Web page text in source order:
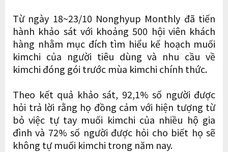
Từ ngày 18~23/10 Nonghyup Monthly đã tiến
hành khảo sát với khoảng 500 hội viên khách
hàng nhằm mục đích tìm hiểu kế hoạch muối
kimchi của người tiêu dùng và nhu cầu về
kimchi đóng gói trước mùa kimchi chính thức.
Theo kết quả khảo sát, 92,1% số người được
hỏi trả lời rằng họ đồng cảm với hiện tượng từ
bỏ việc tự tay muối kimchi của nhiều hộ gia
đình và 72% số người được hỏi cho biết họ sẽ
không tự muối kimchi trong năm nay.